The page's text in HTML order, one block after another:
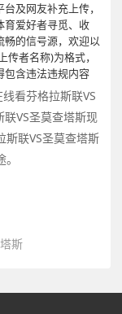
及网友补充上传，
育爱好者寻觅、收
的信号源，欢迎以
者名称)为格式，
包含违法违规内容
看芬格拉斯联VS
VS圣莫查塔斯现
斯联VS圣莫查塔斯
斯